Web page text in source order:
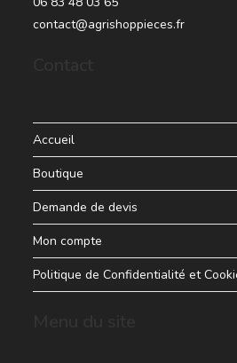
contact@agrishoppieces.fr
Accueil
Boutique
Demande de devis
Mon compte
Politique de Confidentialité et